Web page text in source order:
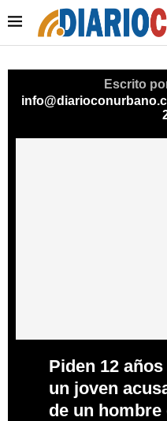
Escrito
Piden 12
un joven
de un